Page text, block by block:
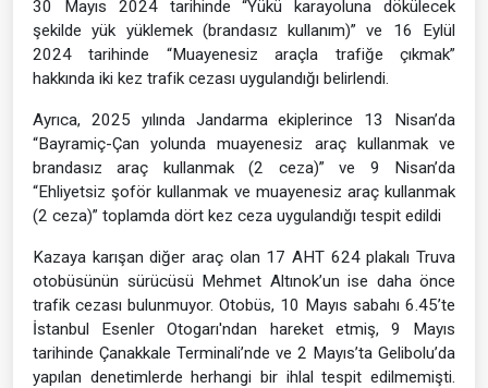
30 Mayıs 2024 tarihinde “Yükü karayoluna dökülecek
şekilde yük yüklemek (brandasız kullanım)” ve 16 Eylül
2024 tarihinde “Muayenesiz araçla trafiğe çıkmak”
hakkında iki kez trafik cezası uygulandığı belirlendi.
Ayrıca, 2025 yılında Jandarma ekiplerince 13 Nisan’da
“Bayramiç-Çan yolunda muayenesiz araç kullanmak ve
brandasız araç kullanmak (2 ceza)” ve 9 Nisan’da
“Ehliyetsiz şoför kullanmak ve muayenesiz araç kullanmak
(2 ceza)” toplamda dört kez ceza uygulandığı tespit edildi
Kazaya karışan diğer araç olan 17 AHT 624 plakalı Truva
otobüsünün sürücüsü Mehmet Altınok’un ise daha önce
trafik cezası bulunmuyor. Otobüs, 10 Mayıs sabahı 6.45’te
İstanbul Esenler Otogarı'ndan hareket etmiş, 9 Mayıs
tarihinde Çanakkale Terminali’nde ve 2 Mayıs’ta Gelibolu’da
yapılan denetimlerde herhangi bir ihlal tespit edilmemişti.